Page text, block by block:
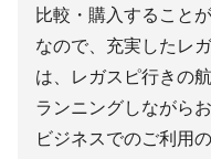
比較・購入すること
なので、充実したレ
は、レガスピ行きの
ランニングしながら
ビジネスでのご利用